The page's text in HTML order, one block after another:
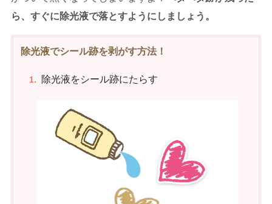
ら、すぐに除光液で落とすようにしましょう。
除光液でシール跡を剥がす方法！
除光液をシール跡にたらす